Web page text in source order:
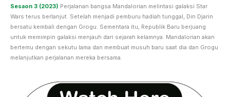
Sesaon 3 (2023) Perjalanan bangsa Mandalorian melintasi galaksi Star
Wars terus berlanjut. Setelah menjadi pemburu hadiah tunggal, Din Djarin
bersatu kembali dengan Grogu. Sementara itu, Republik Baru berjuang
untuk memimpin galaksi menjauh dari sejarah kelamnya. Mandalorian akan
bertemu dengan sekutu lama dan membuat musuh baru saat dia dan Grogu
melanjutkan perjalanan mereka bersama.